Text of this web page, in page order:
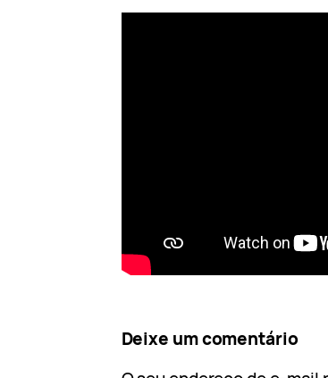
Deixe um comentário